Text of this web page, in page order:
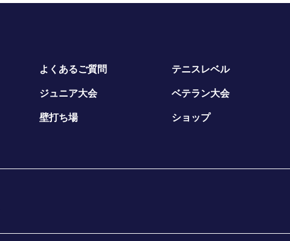
よくあるご質問 テニスレベル
ジュニア大会 ベテラン大会
壁打ち場 ショップ